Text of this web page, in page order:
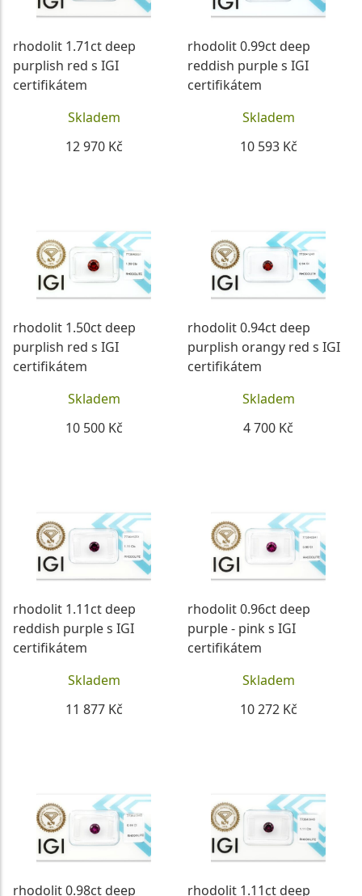
rhodolit 1.71ct deep
purplish red s IGI
certifikátem
Skladem
12 970 Kč
rhodolit 0.99ct deep
reddish purple s IGI
certifikátem
Skladem
10 593 Kč
rhodolit 1.50ct deep
purplish red s IGI
certifikátem
Skladem
10 500 Kč
rhodolit 0.94ct deep
purplish orangy red s IGI
certifikátem
Skladem
4 700 Kč
rhodolit 1.11ct deep
reddish purple s IGI
certifikátem
Skladem
11 877 Kč
rhodolit 0.96ct deep
purple - pink s IGI
certifikátem
Skladem
10 272 Kč
rhodolit 0.98ct deep rhodolit 1.11ct deep